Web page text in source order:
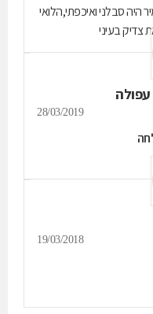
היה סבלני ואיכפתי,הלואי
צדיק בעיני
28/03/2019
19/03/2018